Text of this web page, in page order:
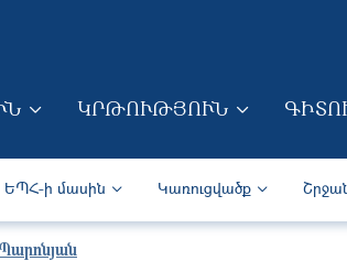
(ARM)
ԿՐԹՈՒԹՅՈՒՆ
Secondary navigation
ԵՊՀ-ի մասին Կառուցվածք